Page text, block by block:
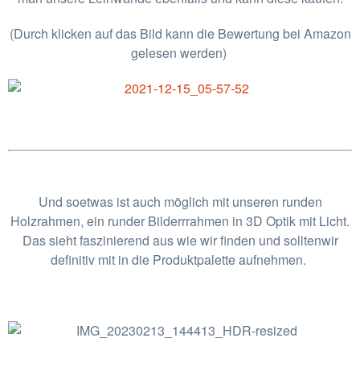
(Durch klicken auf das Bild kann die Bewertung bei Amazon
gelesen werden)
Und soetwas ist auch möglich mit unseren runden
Holzrahmen, ein runder Bilderrrahmen in 3D Optik mit Licht.
Das sieht faszinierend aus wie wir finden und solltenwir
definitiv mit in die Produktpalette aufnehmen.